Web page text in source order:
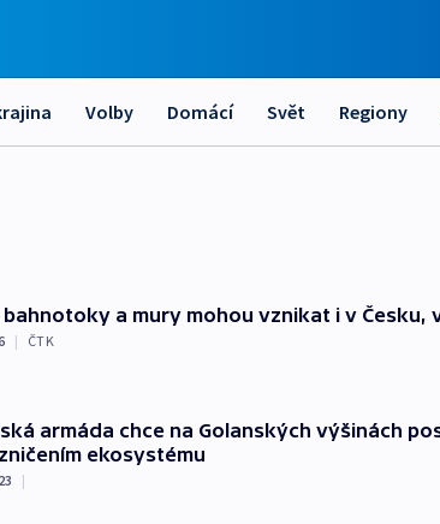
Volby Domácí Svět Regiony
bahnotoky a mury mohou vznikat i v Česku,
| ČTK
armáda chce na Golanských výšinách
ekosystému
|